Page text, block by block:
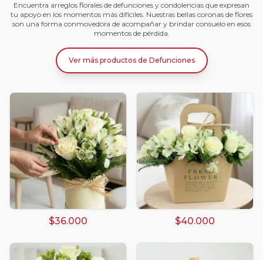
Encuentra arreglos florales de defunciones y condolencias que expresan
tu apoyo en los momentos más difíciles. Nuestras bellas coronas de flores
son una forma conmovedora de acompañar y brindar consuelo en esos
momentos de pérdida.
Ver más productos de Defunciones
$36.000 $40.000